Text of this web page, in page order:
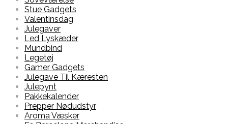
Stue Gadgets
Valentinsdag
Julegaver
Led Lyskæder
Mundbind
Legetøj
Gamer Gadgets
Julegave Til Kæresten
Julepynt
Pakkekalender
Prepper Nødudstyr
Aroma Væsker